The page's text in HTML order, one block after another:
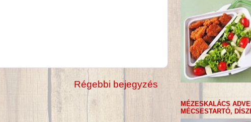
Régebbi bejegyzés
MÉZESKALÁCS
MÉCSESTARTÓ,